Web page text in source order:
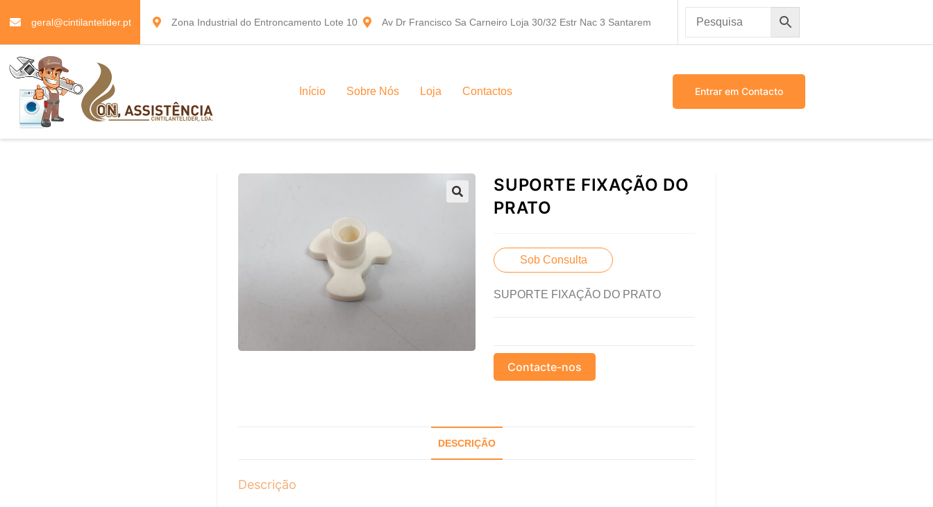
geral@cintilantelider.pt Zona Industrial do Entroncamento Lote 10 Av Dr Francisco Sa Carneiro Loja 30/32 Estr Nac 3 Santarem
Início Sobre Nós Loja Contactos Entrar em Contacto
SUPORTE FIXAÇÃO DO
PRATO
Sob Consulta
SUPORTE FIXAÇÃO DO PRATO
Contacte-nos
DESCRIÇÃO
Descrição